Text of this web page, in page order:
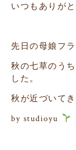
いつもありが
先日の母娘フ
秋の七草のうち
した。
秋が近づいて
by studioyu